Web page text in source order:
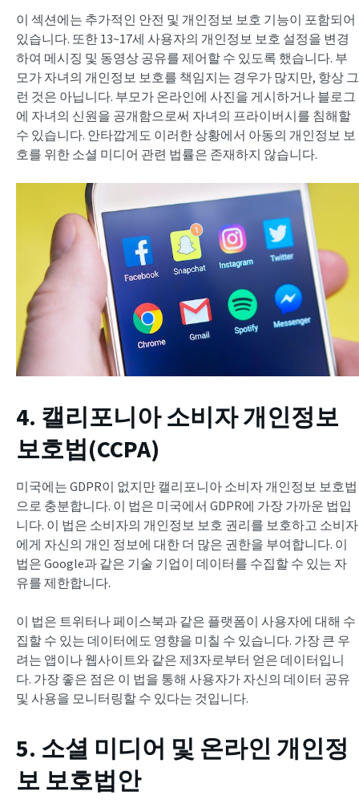
이 섹션에는 추가적인 안전 및 개인정보 보호 기능이 포함되어
있습니다. 또한 13~17세 사용자의 개인정보 보호 설정을 변경
하여 메시징 및 동영상 공유를 제어할 수 있도록 했습니다. 부
모가 자녀의 개인정보 보호를 책임지는 경우가 많지만, 항상 그
런 것은 아닙니다. 부모가 온라인에 사진을 게시하거나 블로그
에 자녀의 신원을 공개함으로써 자녀의 프라이버시를 침해할
수 있습니다. 안타깝게도 이러한 상황에서 아동의 개인정보 보
호를 위한 소셜 미디어 관련 법률은 존재하지 않습니다.
4. 캘리포니아 소비자 개인정보
보호법(CCPA)
미국에는 GDPR이 없지만 캘리포니아 소비자 개인정보 보호법
으로 충분합니다. 이 법은 미국에서 GDPR에 가장 가까운 법입
니다. 이 법은 소비자의 개인정보 보호 권리를 보호하고 소비자
에게 자신의 개인 정보에 대한 더 많은 권한을 부여합니다. 이
법은 Google과 같은 기술 기업이 데이터를 수집할 수 있는 자
유를 제한합니다.
이 법은 트위터나 페이스북과 같은 플랫폼이 사용자에 대해 수
집할 수 있는 데이터에도 영향을 미칠 수 있습니다. 가장 큰 우
려는 앱이나 웹사이트와 같은 제3자로부터 얻은 데이터입니
다. 가장 좋은 점은 이 법을 통해 사용자가 자신의 데이터 공유
및 사용을 모니터링할 수 있다는 것입니다.
5. 소셜 미디어 및 온라인 개인정
보 보호법안